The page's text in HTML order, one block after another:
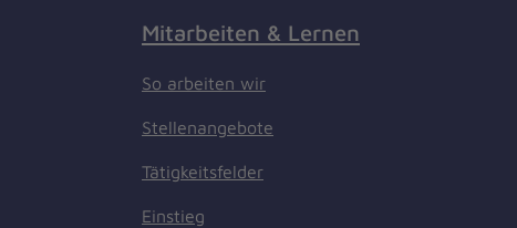
Mitarbeiten & Lernen
So arbeiten wir
Stellenangebote
Tätigkeitsfelder
Einstieg